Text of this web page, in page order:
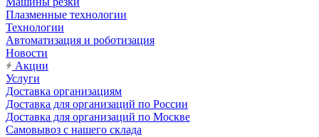
Плазменные технологии
Технологии
Автоматизация и роботизация
Новости
Акции
Услуги
Доставка организациям
Доставка для организаций по России
Доставка для организаций по Москве
Самовывоз с нашего склада